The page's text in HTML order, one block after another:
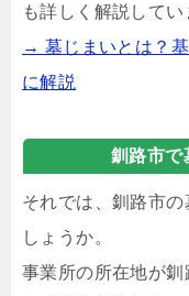
も詳しく解説してい
→ 墓じまいとは？
に解説
釧路市で
それでは、釧路市
しょうか。
事業所の所在地が